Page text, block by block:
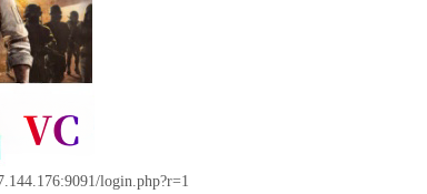
login.php?r=1